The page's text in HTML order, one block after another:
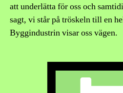
att underlätta för oss och
sagt, vi står på tröskeln till en
Byggindustrin visar oss vägen.